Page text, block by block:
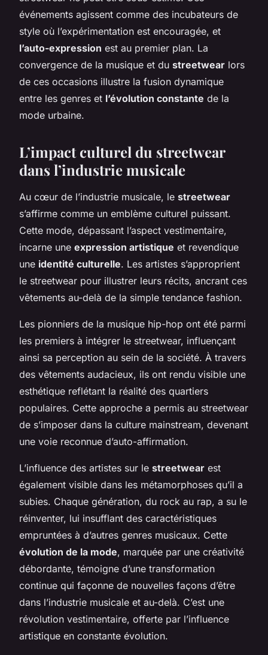
événements agissent comme des incubateurs de
style où l’expérimentation est encouragée, et
l’auto-expression est au premier plan. La
convergence de la musique et du streetwear lors
de ces occasions illustre la fusion dynamique
entre les genres et l’évolution constante de la
mode urbaine.
L’impact culturel du streetwear
dans l’industrie musicale
Au cœur de l’industrie musicale, le streetwear
s’affirme comme un emblème culturel puissant.
Cette mode, dépassant l’aspect vestimentaire,
incarne une expression artistique et revendique
une identité culturelle. Les artistes s’approprient
le streetwear pour illustrer leurs récits, ancrant ces
vêtements au-delà de la simple tendance fashion.
Les pionniers de la musique hip-hop ont été parmi
les premiers à intégrer le streetwear, influençant
ainsi sa perception au sein de la société. À travers
des vêtements audacieux, ils ont rendu visible une
esthétique reflétant la réalité des quartiers
populaires. Cette approche a permis au streetwear
de s’imposer dans la culture mainstream, devenant
une voie reconnue d’auto-affirmation.
L’influence des artistes sur le streetwear est
également visible dans les métamorphoses qu’il a
subies. Chaque génération, du rock au rap, a su le
réinventer, lui insufflant des caractéristiques
empruntées à d’autres genres musicaux. Cette
évolution de la mode, marquée par une créativité
débordante, témoigne d’une transformation
continue qui façonne de nouvelles façons d’être
dans l’industrie musicale et au-delà. C’est une
révolution vestimentaire, offerte par l’influence
artistique en constante évolution.